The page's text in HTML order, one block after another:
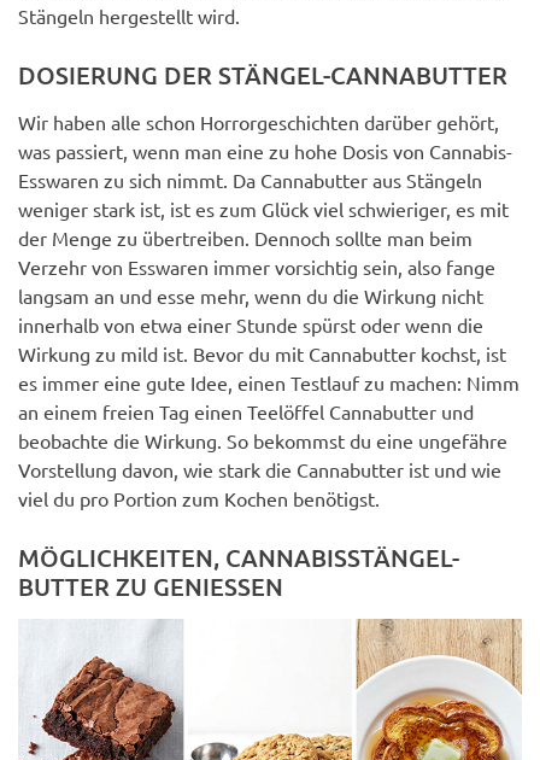
Stängeln hergestellt wird.
DOSIERUNG DER STÄNGEL-CANNABUTTER
Wir haben alle schon Horrorgeschichten darüber gehört,
was passiert, wenn man eine zu hohe Dosis von Cannabis-
Esswaren zu sich nimmt. Da Cannabutter aus Stängeln
weniger stark ist, ist es zum Glück viel schwieriger, es mit
der Menge zu übertreiben. Dennoch sollte man beim
Verzehr von Esswaren immer vorsichtig sein, also fange
langsam an und esse mehr, wenn du die Wirkung nicht
innerhalb von etwa einer Stunde spürst oder wenn die
Wirkung zu mild ist. Bevor du mit Cannabutter kochst, ist
es immer eine gute Idee, einen Testlauf zu machen: Nimm
an einem freien Tag einen Teelöffel Cannabutter und
beobachte die Wirkung. So bekommst du eine ungefähre
Vorstellung davon, wie stark die Cannabutter ist und wie
viel du pro Portion zum Kochen benötigst.
MÖGLICHKEITEN, CANNABISSTÄNGEL-
BUTTER ZU GENIESSEN